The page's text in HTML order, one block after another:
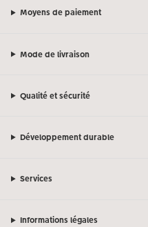
Moyens de paiement
Mode de livraison
Qualité et sécurité
Développement durable
Services
Informations légales